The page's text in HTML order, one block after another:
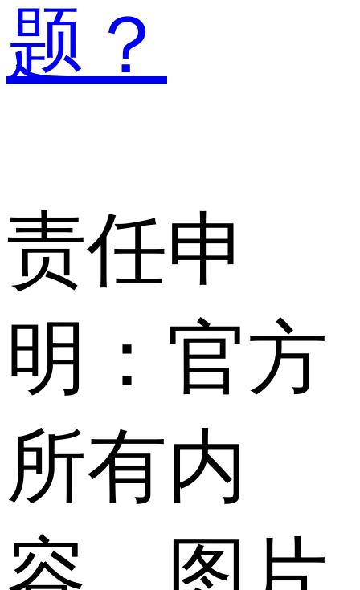
题？
责任申
明：官方
所有内